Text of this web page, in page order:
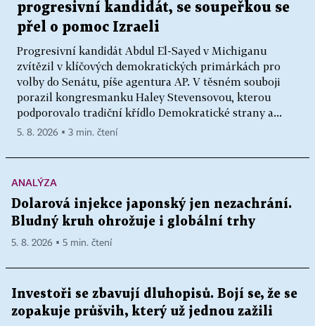
progresivní kandidát, se soupeřkou se
přel o pomoc Izraeli
Progresivní kandidát Abdul El-Sayed v Michiganu
zvítězil v klíčových demokratických primárkách pro
volby do Senátu, píše agentura AP. V těsném souboji
porazil kongresmanku Haley Stevensovou, kterou
podporovalo tradiční křídlo Demokratické strany a...
5. 8. 2026 ▪ 3 min. čtení
ANALÝZA
Dolarová injekce japonský jen nezachrání.
Bludný kruh ohrožuje i globální trhy
5. 8. 2026 ▪ 5 min. čtení
Investoři se zbavují dluhopisů. Bojí se, že se
zopakuje průšvih, který už jednou zažili